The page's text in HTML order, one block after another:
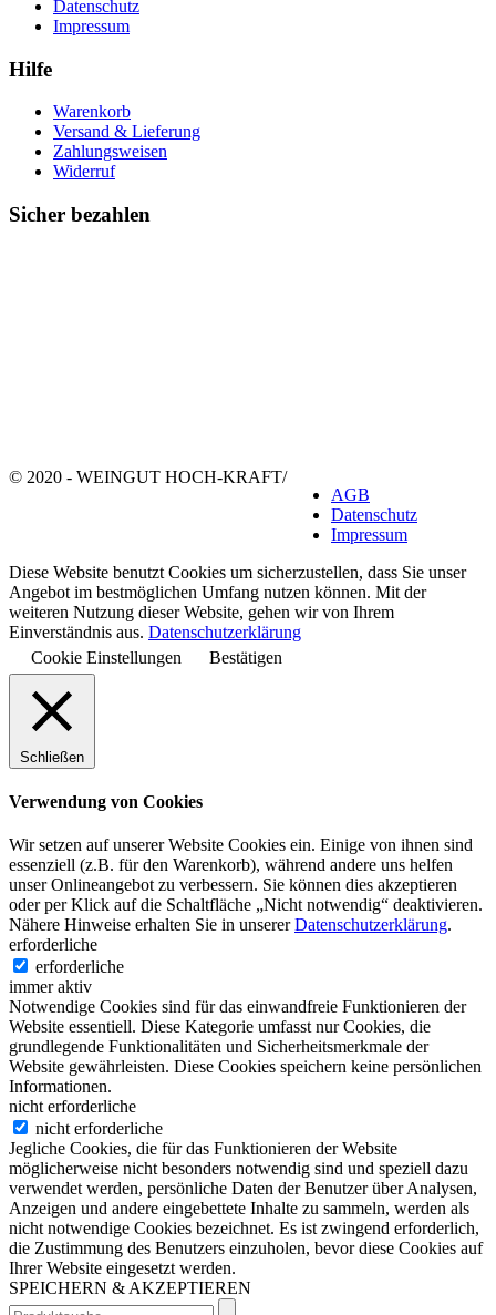
Datenschutz
Impressum
Hilfe
Warenkorb
Versand & Lieferung
Zahlungsweisen
Widerruf
Sicher bezahlen
© 2020 - WEINGUT HOCH-KRAFT/
AGB
Datenschutz
Impressum
Diese Website benutzt Cookies um sicherzustellen, dass Sie unser
Angebot im bestmöglichen Umfang nutzen können. Mit der
weiteren Nutzung dieser Website, gehen wir von Ihrem
Einverständnis aus. Datenschutzerklärung
Cookie Einstellungen
Bestätigen
Schließen
Verwendung von Cookies
Wir setzen auf unserer Website Cookies ein. Einige von ihnen sind
essenziell (z.B. für den Warenkorb), während andere uns helfen
unser Onlineangebot zu verbessern. Sie können dies akzeptieren
oder per Klick auf die Schaltfläche „Nicht notwendig“ deaktivieren.
Nähere Hinweise erhalten Sie in unsererDatenschutzerklärung.
erforderliche
erforderliche
immer aktiv
Notwendige Cookies sind für das einwandfreie Funktionieren der
Website essentiell. Diese Kategorie umfasst nur Cookies, die
grundlegende Funktionalitäten und Sicherheitsmerkmale der
Website gewährleisten. Diese Cookies speichern keine persönlichen
Informationen.
nicht erforderliche
nicht erforderliche
Jegliche Cookies, die für das Funktionieren der Website
möglicherweise nicht besonders notwendig sind und speziell dazu
verwendet werden, persönliche Daten der Benutzer über Analysen,
Anzeigen und andere eingebettete Inhalte zu sammeln, werden als
nicht notwendige Cookies bezeichnet. Es ist zwingend erforderlich,
die Zustimmung des Benutzers einzuholen, bevor diese Cookies auf
Ihrer Website eingesetzt werden.
SPEICHERN & AKZEPTIEREN
Suchen